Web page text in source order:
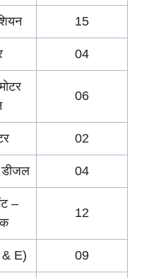
15
04
06
02
04
–
12
E) 09